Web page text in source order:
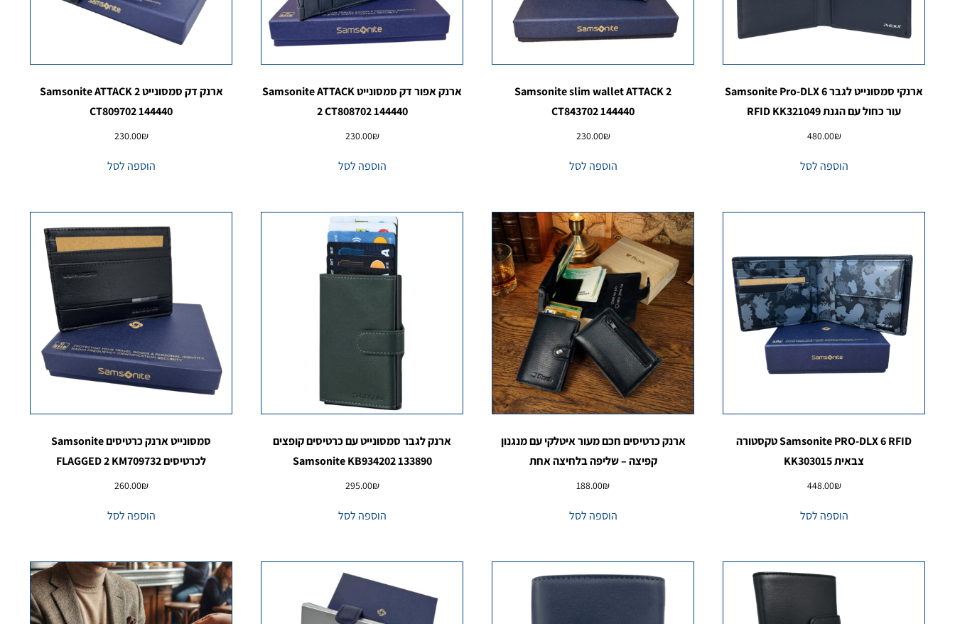
ארנקי סמסונייט לגבר Samsonite Pro-DLX 6
עור כחול עם הגנת RFID KK321049
480.00₪
הוספה לסל
Samsonite slim wallet ATTACK 2
CT843702 144440
230.00₪
הוספה לסל
ארנק אפור דק סמסונייט Samsonite ATTACK
2 CT808702 144440
230.00₪
הוספה לסל
ארנק דק סמסונייט Samsonite ATTACK 2
CT809702 144440
230.00₪
הוספה לסל
Samsonite PRO-DLX 6 RFID טקסטורה
צבאית KK303015
448.00₪
הוספה לסל
ארנק כרטיסים חכם מעור איטלקי עם מנגנון
קפיצה – שליפה בלחיצה אחת
188.00₪
הוספה לסל
ארנק לגבר סמסונייט עם כרטיסים קופצים
Samsonite KB934202 133890
295.00₪
הוספה לסל
סמסונייט ארנק כרטיסים Samsonite
לכרטיסים FLAGGED 2 KM709732
260.00₪
הוספה לסל